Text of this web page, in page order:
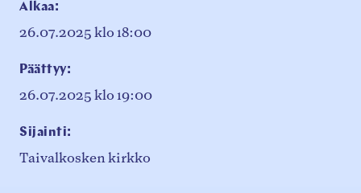
Alkaa:
26.07.2025klo 18:00
Päättyy:
26.07.2025klo 19:00
Sijainti:
Taivalkosken kirkko